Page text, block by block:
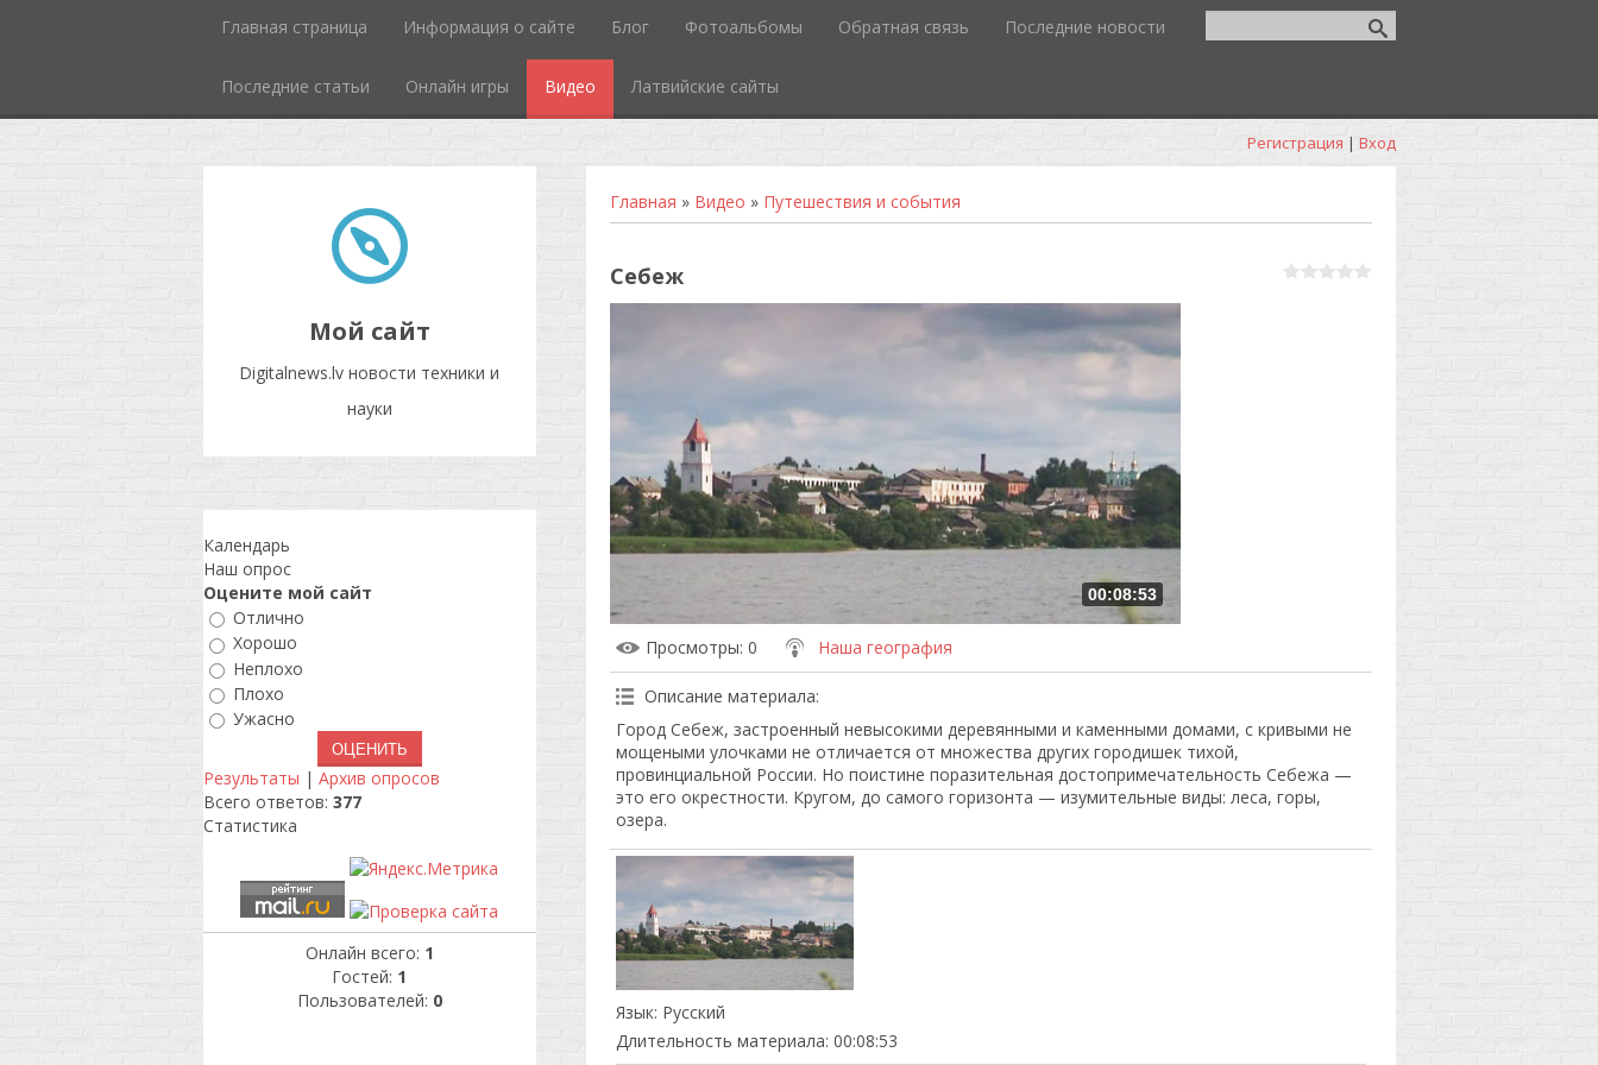
Главная страница Информация о сайте Блог Фотоальбомы Обратная связь Последние новости
Последние статьи Онлайн игры Видео Латвийские сайты
Регистрация | Вход
Мой сайт
Digitalnews.lv новости техники и
науки
Главная » Видео » Путешествия и события
Себеж
00:08:53
Просмотры: 0 Наша география
Описание материала:
Город Себеж, застроенный невысокими деревянными и каменными домами, с кривыми не
мощеными улочками не отличается от множества других городишек тихой,
провинциальной России. Но поистине поразительная достопримечательность Себежа —
это его окрестности. Кругом, до самого горизонта — изумительные виды: леса, горы,
озера.
Язык: Русский
Длительность материала: 00:08:53
Календарь
Наш опрос
Оцените мой сайт
Отлично
Хорошо
Неплохо
Плохо
Ужасно
Результаты | Архив опросов
Всего ответов: 377
Статистика
Онлайн всего: 1
Гостей: 1
Пользователей: 0